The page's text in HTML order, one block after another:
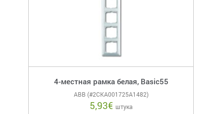
4-местная рамка белая, Basic55
ABB (#2CKA001725A1482)
5,93€ штука